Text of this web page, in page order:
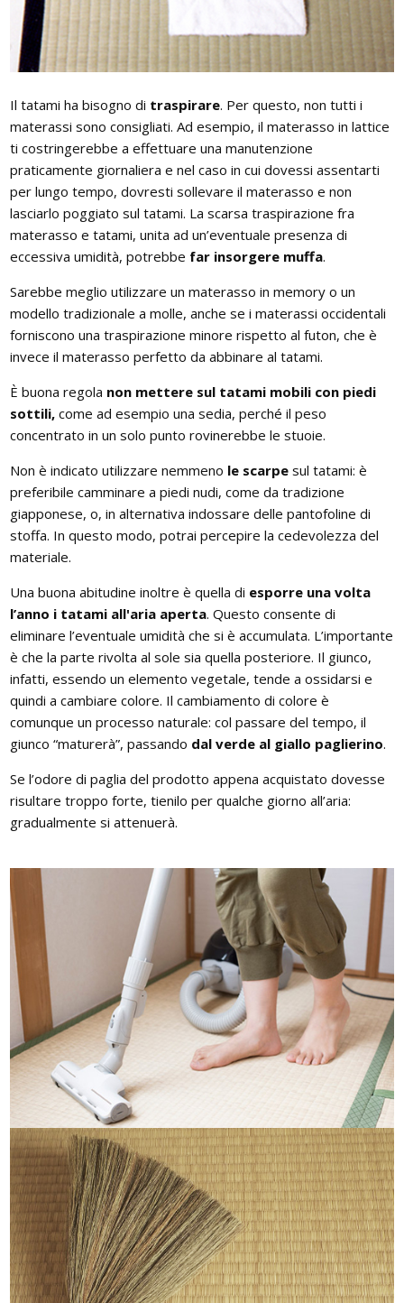
Il tatami ha bisogno di traspirare. Per questo, non tutti i
materassi sono consigliati. Ad esempio, il materasso in lattice
ti costringerebbe a effettuare una manutenzione
praticamente giornaliera e nel caso in cui dovessi assentarti
per lungo tempo, dovresti sollevare il materasso e non
lasciarlo poggiato sul tatami. La scarsa traspirazione fra
materasso e tatami, unita ad un’eventuale presenza di
eccessiva umidità, potrebbe far insorgere muffa.
Sarebbe meglio utilizzare un materasso in memory o un
modello tradizionale a molle, anche se i materassi occidentali
forniscono una traspirazione minore rispetto al futon, che è
invece il materasso perfetto da abbinare al tatami.
È buona regola non mettere sul tatami mobili con piedi
sottili, come ad esempio una sedia, perché il peso
concentrato in un solo punto rovinerebbe le stuoie.
Non è indicato utilizzare nemmeno le scarpe sul tatami: è
preferibile camminare a piedi nudi, come da tradizione
giapponese, o, in alternativa indossare delle pantofoline di
stoffa. In questo modo, potrai percepire la cedevolezza del
materiale.
Una buona abitudine inoltre è quella di esporre una volta
l’anno i tatami all'aria aperta. Questo consente di
eliminare l’eventuale umidità che si è accumulata. L’importante
è che la parte rivolta al sole sia quella posteriore. Il giunco,
infatti, essendo un elemento vegetale, tende a ossidarsi e
quindi a cambiare colore. Il cambiamento di colore è
comunque un processo naturale: col passare del tempo, il
giunco “maturerà”, passando dal verde al giallo paglierino.
Se l’odore di paglia del prodotto appena acquistato dovesse
risultare troppo forte, tienilo per qualche giorno all’aria:
gradualmente si attenuerà.
Pareti attrezzate
Cucine
Materassi ad hoc
DISCIPLINE
Scuole / Operatori Shiatsu
App Shiatsu e agopuntura
OUTLET
Outlet